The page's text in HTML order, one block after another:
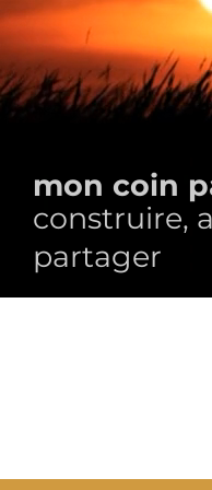
mon coin
construire,
partager